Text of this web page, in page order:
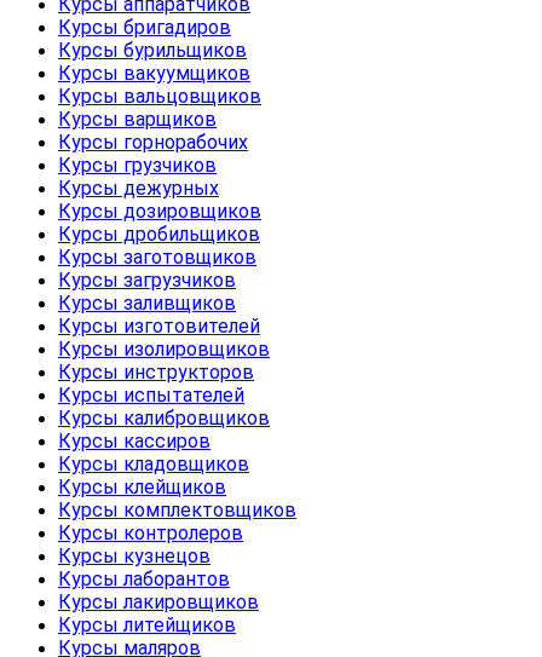
Курсы бригадиров
Курсы бурильщиков
Курсы вакуумщиков
Курсы вальцовщиков
Курсы варщиков
Курсы горнорабочих
Курсы грузчиков
Курсы дежурных
Курсы дозировщиков
Курсы дробильщиков
Курсы заготовщиков
Курсы загрузчиков
Курсы заливщиков
Курсы изготовителей
Курсы изолировщиков
Курсы инструкторов
Курсы испытателей
Курсы калибровщиков
Курсы кассиров
Курсы кладовщиков
Курсы клейщиков
Курсы комплектовщиков
Курсы контролеров
Курсы кузнецов
Курсы лаборантов
Курсы лакировщиков
Курсы литейщиков
Курсы маляров